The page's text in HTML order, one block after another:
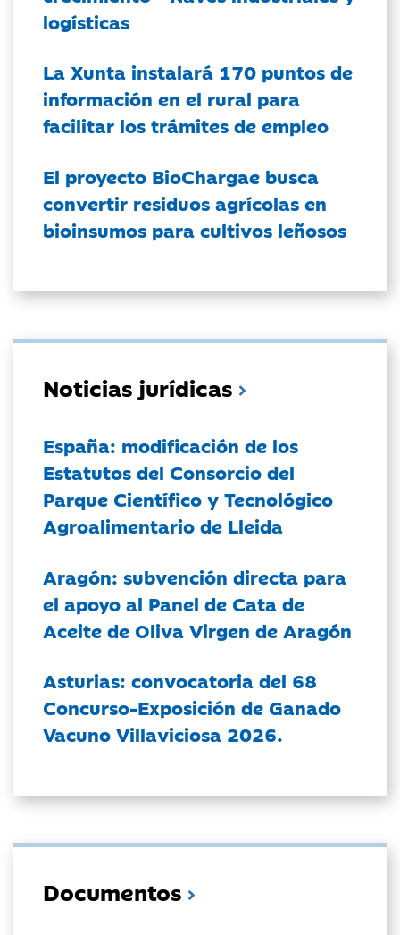
logísticas
La Xunta instalará 170 puntos de
información en el rural para
facilitar los trámites de empleo
El proyecto BioChargae busca
convertir residuos agrícolas en
bioinsumos para cultivos leñosos
Noticias jurídicas
España: modificación de los
Estatutos del Consorcio del
Parque Científico y Tecnológico
Agroalimentario de Lleida
Aragón: subvención directa para
el apoyo al Panel de Cata de
Aceite de Oliva Virgen de Aragón
Asturias: convocatoria del 68
Concurso-Exposición de Ganado
Vacuno Villaviciosa 2026.
Documentos